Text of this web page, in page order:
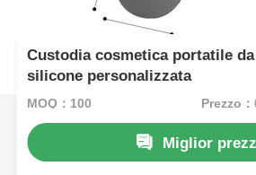
Custodia cosmetica portatile
silicone personalizzata
MOQ：100 Prezzo
Miglior